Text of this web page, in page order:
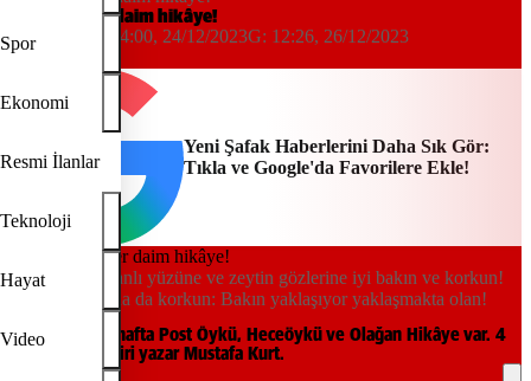
Spor
Ekonomi
Resmi İlanlar
Teknoloji
Hayat
Video
Dergilik: Her daim hikâye!
Hakkı Yanık 04:00, 24/12/2023G: 12:26, 26/12/2023
Yeni Şafak
Yeni Şafak Haberlerini Daha Sık Gör:
Tıkla ve Google'da Favorilere Ekle!
Bu çocuğun kanlı yüzüne ve zeytin gözlerine iyi bakın ve korkun!
Korkun ve daha da korkun: Bakın yaklaşıyor yaklaşmakta olan!
Dergilik'te bu hafta Post Öykü, Heceöykü ve Olağan Hikâye var. 4
Soru'nun misafiri yazar Mustafa Kurt.